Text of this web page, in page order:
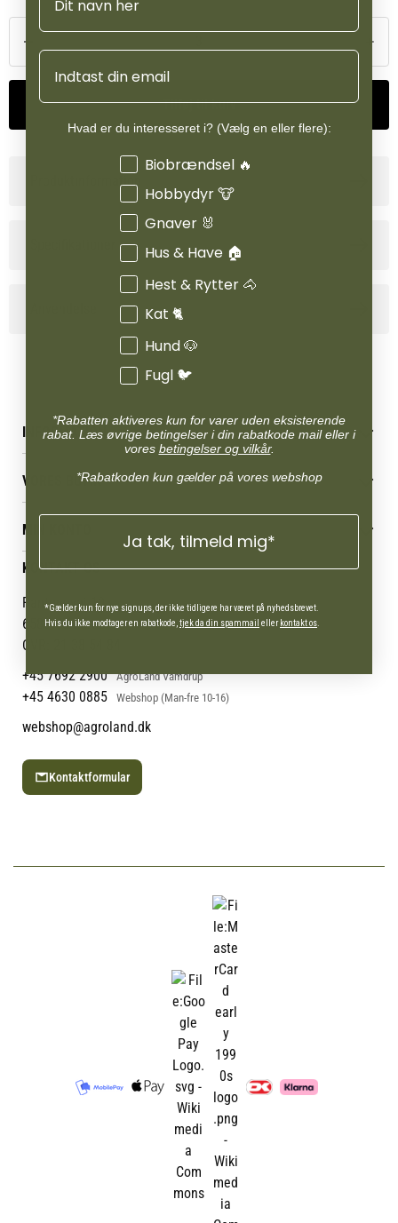
Tilføj til kurv
Produktinformation
INFORMATION
Reklamations- & fortrydelsesret
Levering & afhentning
Følg din bestilling
Persondatapolitik
Cookies
VORES BUTIK
Vores butikker
Job
Mærker
Om os
Om Vestjyllands Andel
Blog
Ofte stillede spørgsmål
MIN KONTO
Administrer min konto
KONTAKT OS
Pantonevej 10
6580 Vamdrup
CVR: 21 38 54 84
+45 7692 2900
AgroLand Vamdrup
+45 4630 0885 Webshop (Man-fre 10-16)
webshop@agroland.dk
Kontaktformular
Email
Hvad er du interesseret i? (Vælg en eller flere):
Interesser
Biobrændsel 🔥
Hobbydyr 🐮
Gnaver 🐰
Hus & Have 🏠
Hest & Rytter 🐴
Kat 🐈
Hund 🐶
Fugl 🐦
*Rabatten aktiveres kun for varer uden eksisterende
rabat. Læs øvrige betingelser i din rabatkode mail eller i
vores betingelser og vilkår.
*Rabatkoden kun gælder på vores webshop
Ja tak, tilmeld mig*
*Gælder kun for nye signups, der ikke tidligere har været på nyhedsbrevet.
Hvis du ikke modtager en rabatkode, tjek da din spammail ellerkontakt os